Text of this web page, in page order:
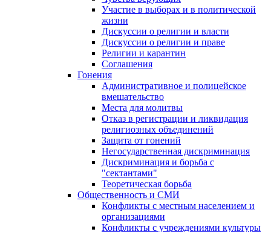
Участие в выборах и в политической
жизни
Дискуссии о религии и власти
Дискуссии о религии и праве
Религии и карантин
Соглашения
Гонения
Административное и полицейское
вмешательство
Места для молитвы
Отказ в регистрации и ликвидация
религиозных объединений
Защита от гонений
Негосударственная дискриминация
Дискриминация и борьба с
"сектантами"
Теоретическая борьба
Общественность и СМИ
Конфликты с местным населением и
организациями
Конфликты с учреждениями культуры